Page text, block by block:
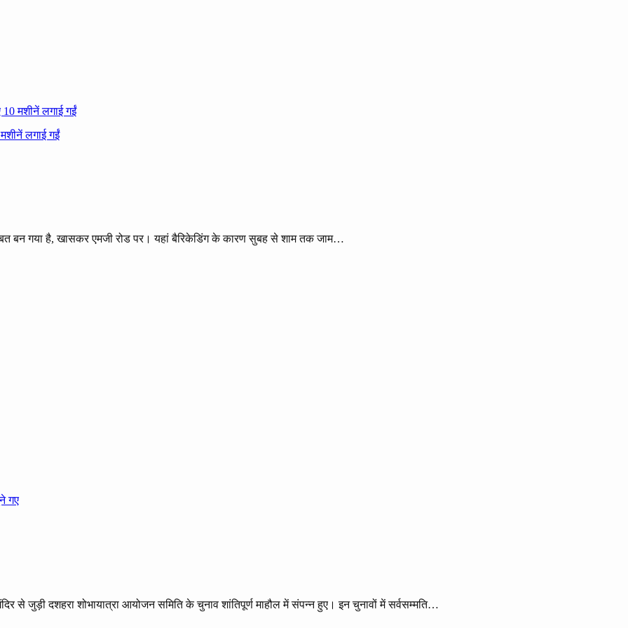
मशीनें लगाई गईं
बन गया है, खासकर एमजी रोड पर। यहां बैरिकेडिंग के कारण सुबह से शाम तक जाम…
से जुड़ी दशहरा शोभायात्रा आयोजन समिति के चुनाव शांतिपूर्ण माहौल में संपन्न हुए। इन चुनावों में सर्वसम्मति…